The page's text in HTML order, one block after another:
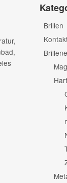
Brillen